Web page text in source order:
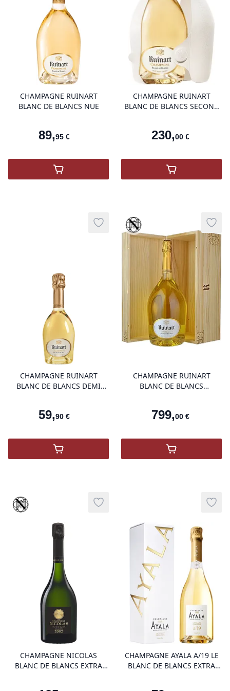
CHAMPAGNE RUINART
BLANC DE BLANCS NUE
89,95 €
product variant items in cart, view
,Champagne Ruinart Blanc De Blancs
CHAMPAGNE RUINART
BLANC DE BLANCS SECOND
230,00 €
,Champagne
CHAMPAGNE RUINART
BLANC DE BLANCS DEMI
59,90 €
Add to wishlist
product variant items in cart, view
,Champagne Ruinart Blanc De Blancs
Vinothèque
CHAMPAGNE RUINART
BLANC DE BLANCS
799,00 €
Add
,Champagne
Vinothèque
CHAMPAGNE NICOLAS
BLANC DE BLANCS EXTRA
Add to wishlist
product variant items in cart, view
CHAMPAGNE AYALA A/19 LE
BLANC DE BLANCS EXTRA
Add